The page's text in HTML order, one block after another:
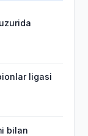
ligasi
bilan